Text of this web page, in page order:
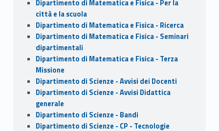
Dipartimento di Matematica e Fisica - Per la
città e la scuola
Dipartimento di Matematica e Fisica - Ricerca
Dipartimento di Matematica e Fisica - Seminari
dipartimentali
Dipartimento di Matematica e Fisica - Terza
Missione
Dipartimento di Scienze - Avvisi dei Docenti
Dipartimento di Scienze - Avvisi Didattica
generale
Dipartimento di Scienze - Bandi
Dipartimento di Scienze - CP - Tecnologie